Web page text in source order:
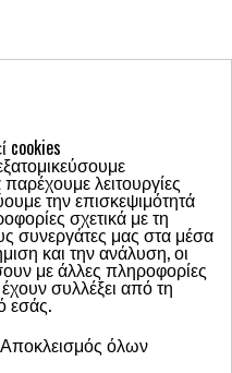
μαζί με τις προεδρικές
Γνώμες-Σχόλια
cookies
λειτουργίες
την επισκεψιμότητά
σχετικά με τη
συνεργάτες μας στα μέσα
και την ανάλυση, οι
με άλλες πληροφορίες
συλλέξει από τη
εσάς.
Αποκλεισμός όλων